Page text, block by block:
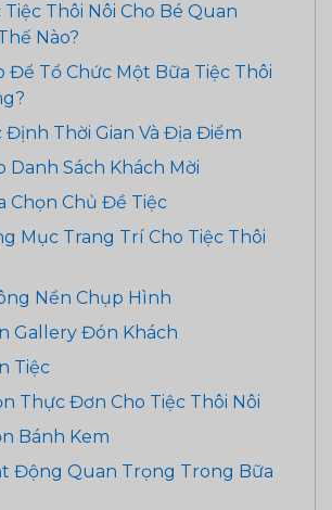
Tiệc Thôi Nôi Cho Bé Quan
Nào?
Để Tổ Chức Một Bữa Tiệc Thôi
Định Thời Gian Và Địa Điểm
Danh Sách Khách Mời
Chọn Chủ Đề Tiệc
Mục Trang Trí Cho Tiệc Thôi
Nền Chụp Hình
Gallery Đón Khách
Tiệc
Thực Đơn Cho Tiệc Thôi Nôi
Bánh Kem
Động Quan Trọng Trong Bữa